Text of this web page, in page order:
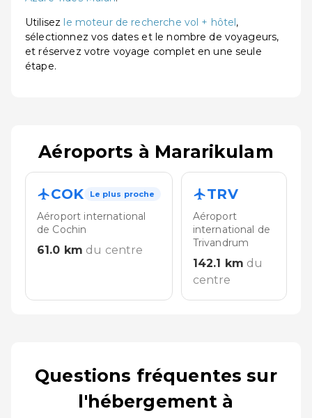
Utilisez le moteur de recherche vol + hôtel,
sélectionnez vos dates et le nombre de voyageurs,
et réservez votre voyage complet en une seule
étape.
Aéroports à Mararikulam
COK Le plus proche
Aéroport international
de Cochin
61.0 km du centre
TRV
Aéroport
international de
Trivandrum
142.1 km du
centre
Questions fréquentes sur
l'hébergement à